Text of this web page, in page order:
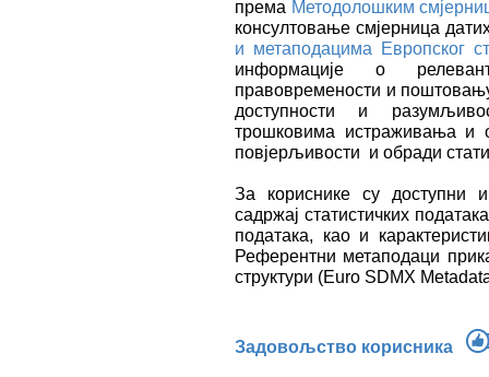
према Методолошким
консултовање смјерница
и метаподацима Европског
информације о
правовремености и
доступности и
трошковима истраживања и
повјерљивости и обради
За кориснике су доступни
садржај статистичких
података, као и
Референтни метаподаци
структури (Euro SDMX
Задовољство корисника